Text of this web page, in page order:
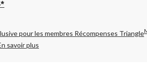
à
pour
changerpour les membres Récompenses Triangle
savoir plus